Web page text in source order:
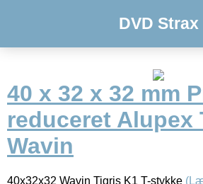
DVD Strax
40 x 32 x 32 mm
reduceret Alupex
Wavin
40x32x32 Wavin Tigris K1 T-stykke